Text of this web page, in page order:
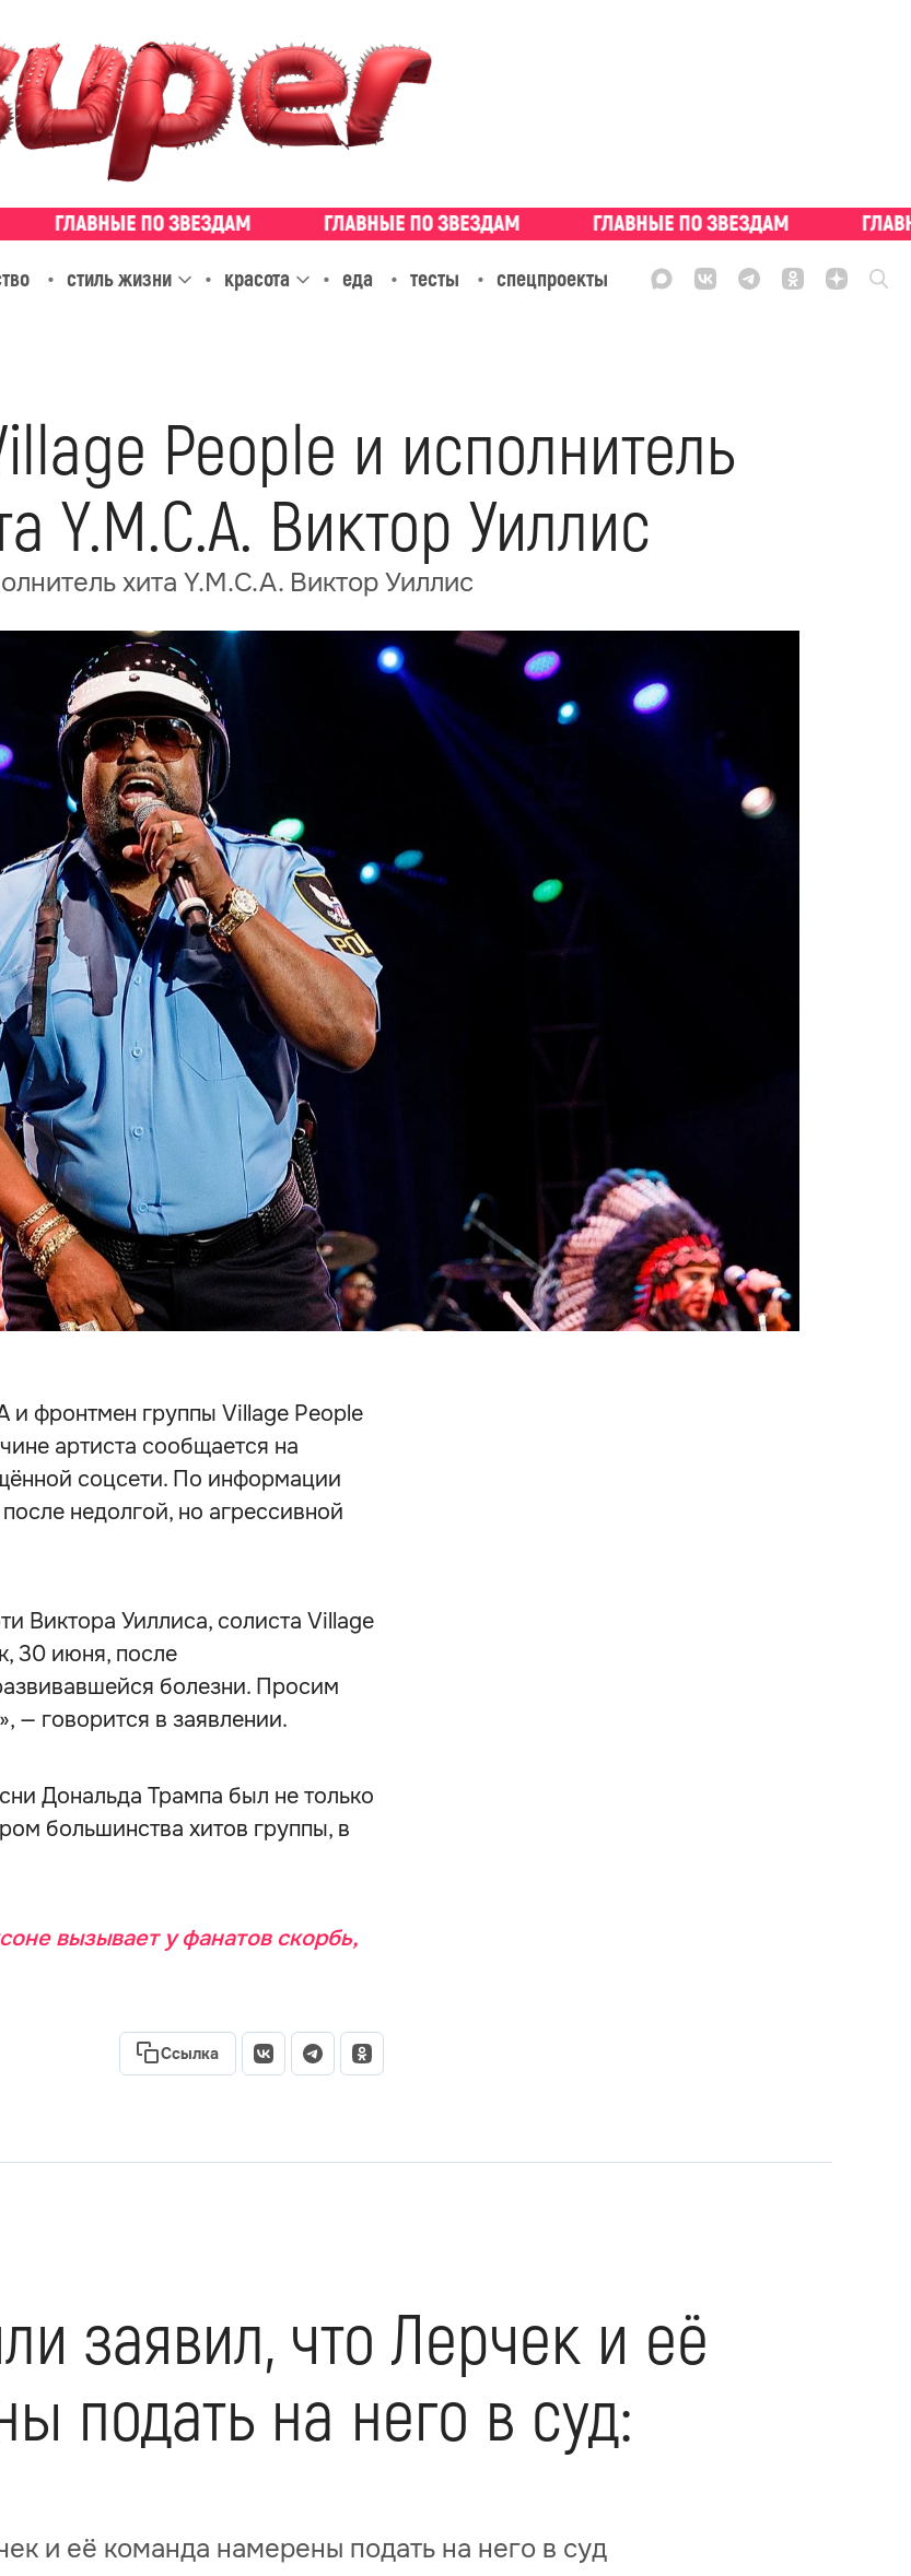
стиль жизни красота еда тесты спецпроекты
People и исполнитель
Y.M.C.A. Виктор Уиллис
хита Y.M.C.A. Виктор Уиллис
и фронтмен группы Village People
артиста сообщается на
соцсети. По информации
недолгой, но агрессивной
Виктора Уиллиса, солиста Village
30 июня, после
болезни. Просим
— говорится в заявлении.
Дональда Трампа был не только
большинства хитов группы, в
вызывает у фанатов скорбь,
Ссылка
заявил, что Лерчек и её
подать на него в суд:
и её команда намерены подать на него в суд